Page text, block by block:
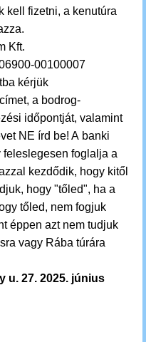
kell fizetni, a kenutúra
Kft.
00100007
kérjük
a bodrog-
időpontját, valamint
NE írd be! A banki
feleslegesen foglalja a
kezdődik, hogy kitől
hogy "tőled", ha a
tőled, nem fogjuk
éppen azt nem tudjuk
vagy Rába túrára
u. 27. 2025. június